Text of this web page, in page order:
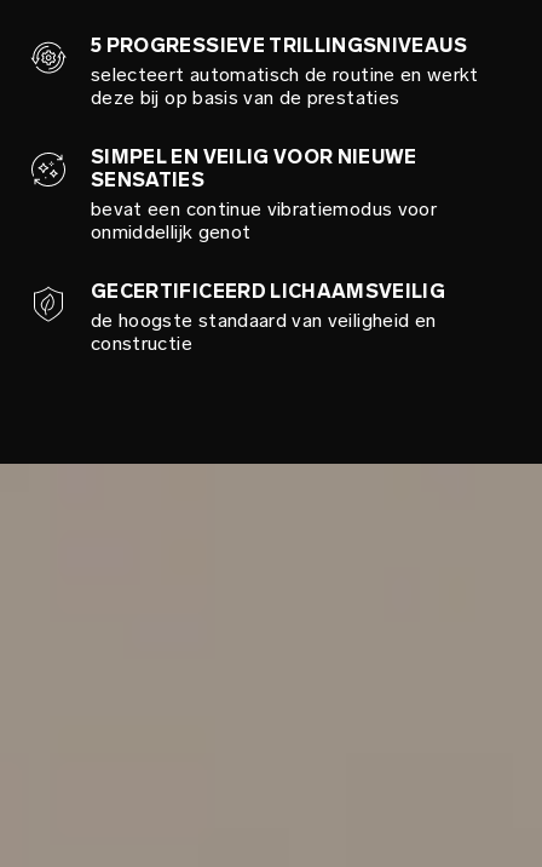
5 PROGRESSIEVE TRILLINGSNIVEAUS
selecteert automatisch de routine en werkt
deze bij op basis van de prestaties
SIMPEL EN VEILIG VOOR NIEUWE
SENSATIES
bevat een continue vibratiemodus voor
onmiddellijk genot
GECERTIFICEERD LICHAAMSVEILIG
de hoogste standaard van veiligheid en
constructie